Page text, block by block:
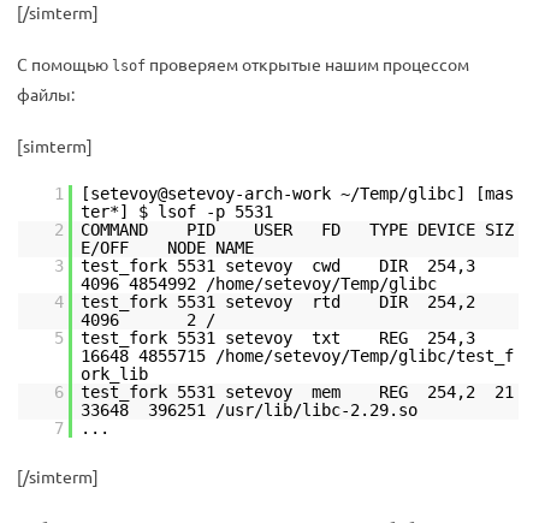
[/simterm]
С помощью lsof проверяем открытые нашим процессом
файлы:
[simterm]
1
[setevoy@setevoy-arch-work ~/Temp/glibc] [mas
ter*] $ lsof -p 5531
2
COMMAND PID USER FD TYPE DEVICE SIZ
E/OFF NODE NAME
3
test_fork 5531 setevoy cwd DIR 254,3
4096 4854992 /home/setevoy/Temp/glibc
4
test_fork 5531 setevoy rtd DIR 254,2
4096 2 /
5
test_fork 5531 setevoy txt REG 254,3
16648 4855715 /home/setevoy/Temp/glibc/test_f
ork_lib
6
test_fork 5531 setevoy mem REG 254,2 21
33648 396251 /usr/lib/libc-2.29.so
7
...
[/simterm]